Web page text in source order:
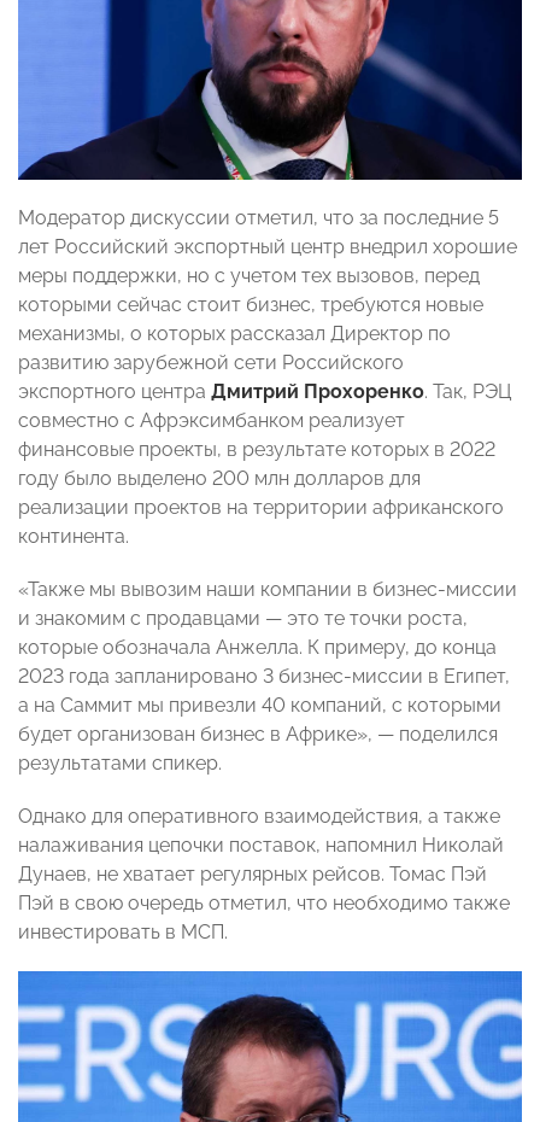
Модератор дискуссии отметил, что за последние 5
лет Российский экспортный центр внедрил хорошие
меры поддержки, но с учетом тех вызовов, перед
которыми сейчас стоит бизнес, требуются новые
механизмы, о которых рассказал Директор по
развитию зарубежной сети Российского
экспортного центра Дмитрий Прохоренко. Так, РЭЦ
совместно с Афрэксимбанком реализует
финансовые проекты, в результате которых в 2022
году было выделено 200 млн долларов для
реализации проектов на территории африканского
континента.
«Также мы вывозим наши компании в бизнес-миссии
и знакомим с продавцами — это те точки роста,
которые обозначала Анжелла. К примеру, до конца
2023 года запланировано 3 бизнес-миссии в Египет,
а на Саммит мы привезли 40 компаний, с которыми
будет организован бизнес в Африке», — поделился
результатами спикер.
Однако для оперативного взаимодействия, а также
налаживания цепочки поставок, напомнил Николай
Дунаев, не хватает регулярных рейсов. Томас Пэй
Пэй в свою очередь отметил, что необходимо также
инвестировать в МСП.